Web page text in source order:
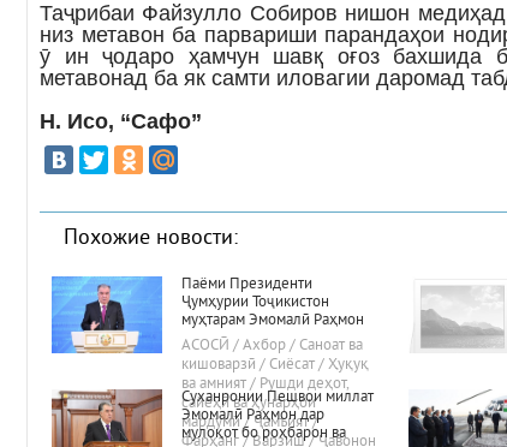
Таҷрибаи Файзулло Собиров нишон
низ метавон ба парвариши парандаҳои
ӯ ин ҷодаро ҳамчун шавқ оғоз бахшида
метавонад ба як самти иловагии даромад
Н. Исо, “Сафо”
Похожие новости:
Паёми Президенти
Ҷумҳурии Тоҷикистон
муҳтарам Эмомалӣ Раҳмон
«Дар бораи самтҳои асосии
сиёсати дохилӣ ва хориҷии
ҷумҳурӣ»
АСОСӢ / Ахбор / Саноат ва
кишоварзӣ / Сиёсат / Ҳуқуқ
ва амният / Рушди деҳот,
сайёҳӣ ва ҳунарҳои
мардумӣ / Ҷамъият /
Фарҳанг / Варзиш / Ҷавонон
Суханронии Пешвои миллат
Эмомалӣ Раҳмон дар
мулоқот бо роҳбарон ва